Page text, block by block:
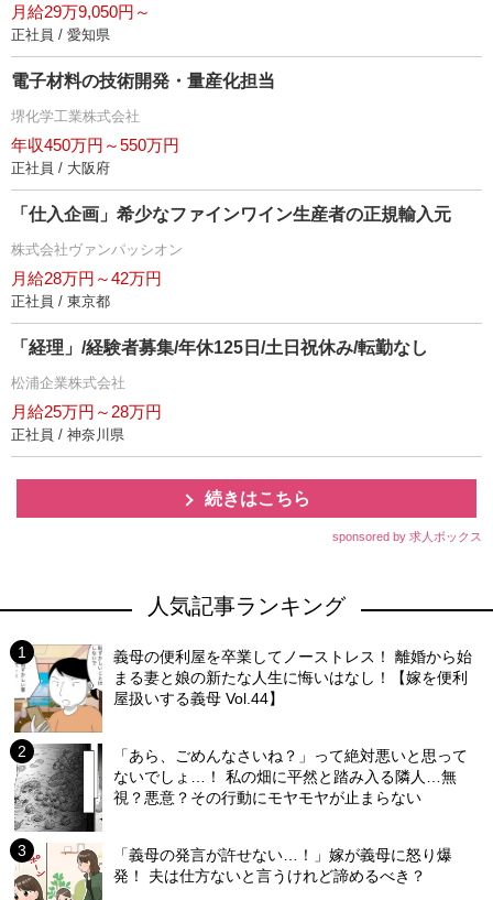
月給29万9,050円～
正社員 / 愛知県
電子材料の技術開発・量産化担当
堺化学工業株式会社
年収450万円～550万円
正社員 / 大阪府
「仕入企画」希少なファインワイン生産者の正規輸入元
株式会社ヴァンパッシオン
月給28万円～42万円
正社員 / 東京都
「経理」/経験者募集/年休125日/土日祝休み/転勤なし
松浦企業株式会社
月給25万円～28万円
正社員 / 神奈川県
続きはこちら
sponsored by 求人ボックス
人気記事ランキング
義母の便利屋を卒業してノーストレス！ 離婚から始
まる妻と娘の新たな人生に悔いはなし！【嫁を便利
屋扱いする義母 Vol.44】
「あら、ごめんなさいね？」って絶対悪いと思って
ないでしょ…！ 私の畑に平然と踏み入る隣人…無
視？悪意？その行動にモヤモヤが止まらない
「義母の発言が許せない…！」嫁が義母に怒り爆
発！ 夫は仕方ないと言うけれど諦めるべき？